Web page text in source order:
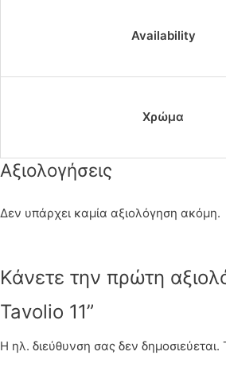
Availability
Χρώμα
Αξιολογήσεις
Δεν υπάρχει καμία αξιολόγηση ακόμη.
Κάνετε την πρώτη
Tavolio 11”
Η ηλ. διεύθυνση σας δεν δημοσιεύεται.